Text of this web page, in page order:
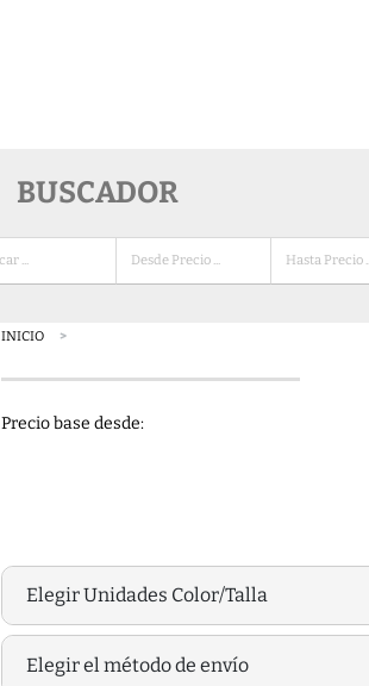
BUSCADOR
INICIO
Precio base desde:
Elegir Unidades Color/Talla
Elegir el método de envío